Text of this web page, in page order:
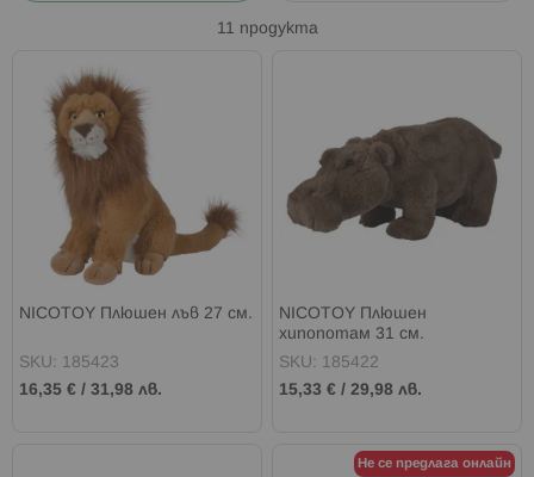
11 продукта
NICOTOY Плюшен лъв 27 см.
SKU: 185423
16,35 € / 31,98 лв.
NICOTOY Плюшен
хипопотам 31 см.
SKU: 185422
15,33 € /29,98 лв.
Не се предлага онлайн